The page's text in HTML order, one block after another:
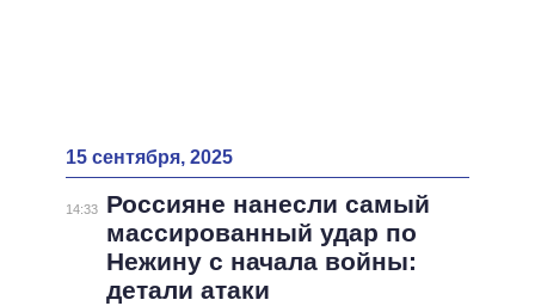
15 сентября, 2025
14:33
Россияне нанесли самый
массированный удар по
Нежину с начала войны:
детали атаки